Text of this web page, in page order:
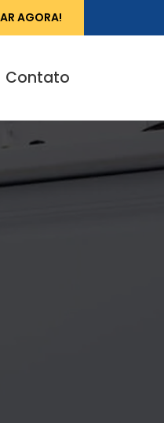
AGORA!
Contato